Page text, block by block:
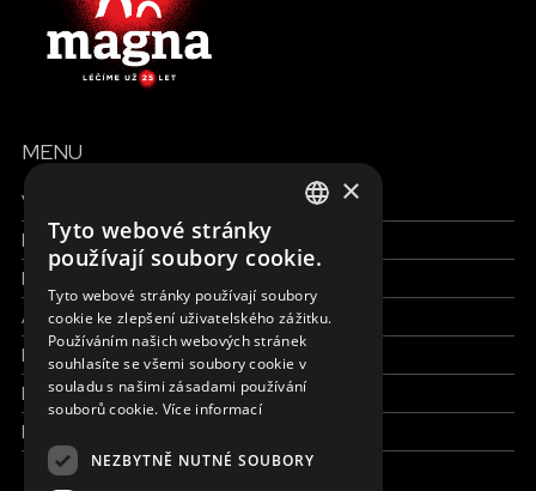
MENU
Všechny formy pomoci
Finance a reporty
Pracujte s námi
Aktuálně
Kdo jsme
Kde pracujeme
Kontaktujte nás
CZECH
×
Tyto webové stránky
používají soubory cookie.
Tyto webové stránky používají soubory
cookie ke zlepšení uživatelského zážitku.
Používáním našich webových stránek
souhlasíte se všemi soubory cookie v
souladu s našimi zásadami používání
souborů cookie. Více informací
NEZBYTNĚ NUTNÉ SOUBORY